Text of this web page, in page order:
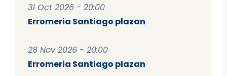
31 Oct 2026 - 20:00
Erromeria Santiago plazan
28 Nov 2026 - 20:00
Erromeria Santiago plazan